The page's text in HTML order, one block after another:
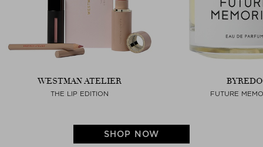
WESTMAN ATELIER
THE LIP EDITION
BYREDO
FUTURE
SHOP NOW